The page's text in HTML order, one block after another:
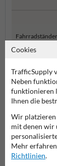
Fahrradständer
Stellen Sie
Name*
Cookies
TrafficSupply
Neben
funktionieren
Ihnen die
Wir platzieren
mit denen wir
Mehr
Richtlinien.